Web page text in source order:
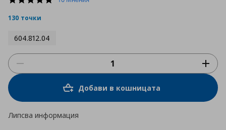
130 точки
604.812.04
Добави в кошницата
Липсва информация